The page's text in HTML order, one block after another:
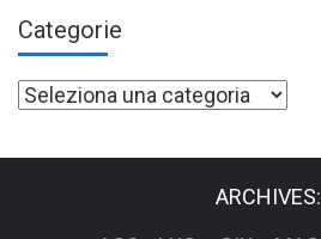
Categorie
Categorie
ARCHIVES: